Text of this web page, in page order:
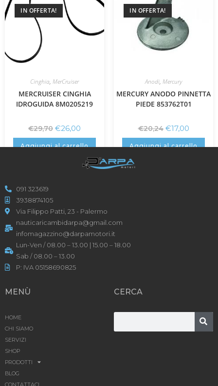
IN OFFERTA!
Cinghia, MerCruiser
MERCRUISER CINGHIA
IDROGUIDA 8M0205219
€29,70 €26,00
Aggiungi al carrello
IN OFFERTA!
Anodi, Mercury
MERCURY ANODO PINNETTA
PIEDE 853762T01
€20,24 €17,00
Aggiungi al carrello
091 323619
3938874105
Via Filippo Patti, 23 - Palermo
nauticaricambidarpa@gmail.com
infomagazzino@darpamotori.it
Lun-Ven / 08.00 – 13.00 | 15.00 – 18.00
Sab / 08.00 – 13.00
P: IVA 05158690825
MENÙ
HOME
CHI SIAMO
SERVIZI
SHOP
PRODOTTI
BLOG
CONTATTACI
CERCA